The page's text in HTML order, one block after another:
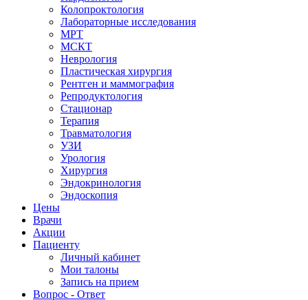
Колопроктология
Лабораторные исследования
МРТ
МСКТ
Неврология
Пластическая хирургия
Рентген и маммография
Репродуктология
Стационар
Терапия
Травматология
УЗИ
Урология
Хирургия
Эндокринология
Эндоскопия
Цены
Врачи
Акции
Пациенту
Личный кабинет
Мои талоны
Запись на прием
Вопрос - Ответ